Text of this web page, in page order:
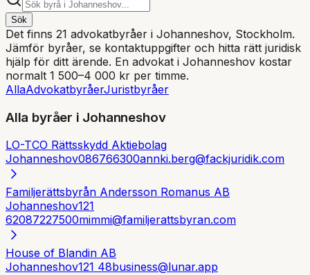
Sök
Det finns 21 advokatbyråer i Johanneshov, Stockholm.
Jämför byråer, se kontaktuppgifter och hitta rätt juridisk
hjälp för ditt ärende. En advokat i Johanneshov kostar
normalt 1 500–4 000 kr per timme.
AllaAdvokatbyråerJuristbyråer
Alla byråer i Johanneshov
LO-TCO Rättsskydd Aktiebolag
Johanneshov086766300annki.berg@fackjuridik.com
Familjerättsbyrån Andersson Romanus AB
Johanneshov121
62087227500mimmi@familjerattsbyran.com
House of Blandin AB
Johanneshov121 48business@lunar.app